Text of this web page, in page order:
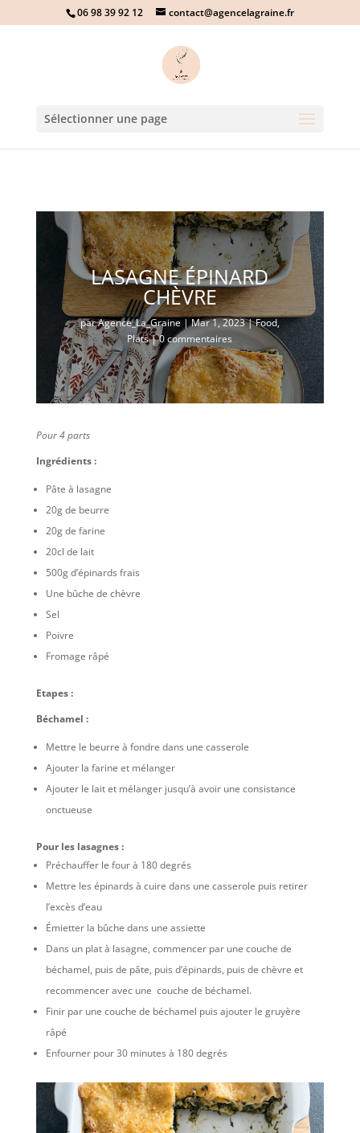
06 98 39 92 12 contact@agencelagraine.fr
Sélectionner une page
LASAGNE ÉPINARD
CHÈVRE
parAgence_La_Graine|Mar 1, 2023|Food,
Plats|0 commentaires
Pour 4 parts
Ingrédients :
Pâte à lasagne
20g de beurre
20g de farine
20cl de lait
500g d’épinards frais
Une bûche de chèvre
Sel
Poivre
Fromage râpé
Etapes :
Béchamel :
Mettre le beurre à fondre dans une casserole
Ajouter la farine et mélanger
Ajouter le lait et mélanger jusqu’à avoir une consistance
onctueuse
Pour les lasagnes :
Préchauffer le four à 180 degrés
Mettre les épinards à cuire dans une casserole puis retirer
l’excès d’eau
Émietter la bûche dans une assiette
Dans un plat à lasagne, commencer par une couche de
béchamel, puis de pâte, puis d’épinards, puis de chèvre et
recommencer avec une couche de béchamel.
Finir par une couche de béchamel puis ajouter le gruyère
râpé
Enfourner pour 30 minutes à 180 degrés